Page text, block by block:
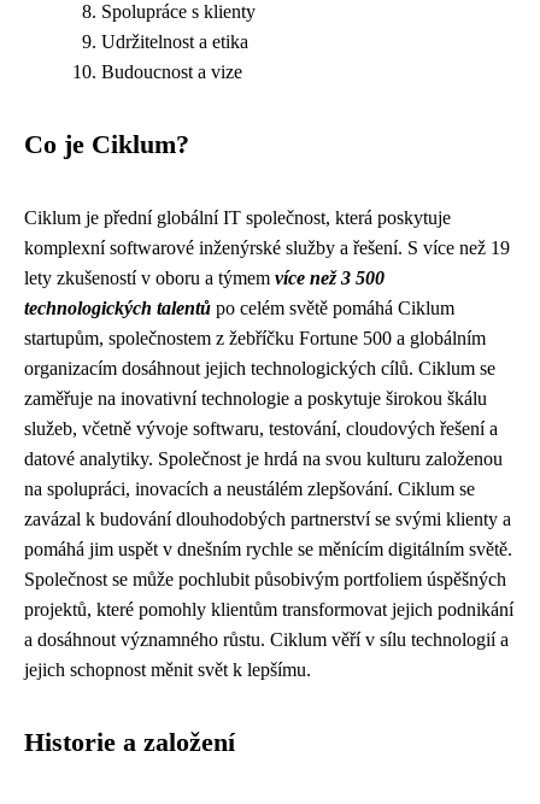
Spolupráce s klienty
Udržitelnost a etika
Budoucnost a vize
Co je Ciklum?
Ciklum je přední globální IT společnost, která poskytuje
komplexní softwarové inženýrské služby a řešení. S více než 19
lety zkušeností v oboru a týmem více než 3 500
technologických talentů po celém světě pomáhá Ciklum
startupům, společnostem z žebříčku Fortune 500 a globálním
organizacím dosáhnout jejich technologických cílů. Ciklum se
zaměřuje na inovativní technologie a poskytuje širokou škálu
služeb, včetně vývoje softwaru, testování, cloudových řešení a
datové analytiky. Společnost je hrdá na svou kulturu založenou
na spolupráci, inovacích a neustálém zlepšování. Ciklum se
zavázal k budování dlouhodobých partnerství se svými klienty a
pomáhá jim uspět v dnešním rychle se měnícím digitálním světě.
Společnost se může pochlubit působivým portfoliem úspěšných
projektů, které pomohly klientům transformovat jejich podnikání
a dosáhnout významného růstu. Ciklum věří v sílu technologií a
jejich schopnost měnit svět k lepšímu.
Historie a založení